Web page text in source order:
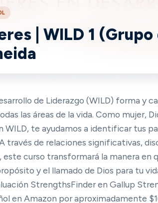
| WILD 1
de Liderazgo (WILD) forma y
las áreas de la vida. Como mujer,
WILD, te ayudamos a identificar tus
través de relaciones significativas,
curso transformará la manera en
y el llamado de Dios para tu
StrengthsFinder en Gallup
en Amazon por aproximadamente